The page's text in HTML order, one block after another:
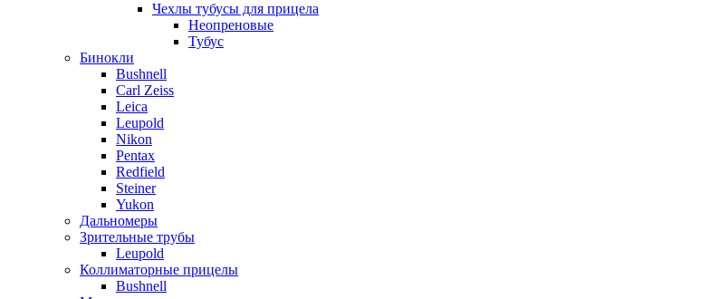
Чехлы тубусы для прицела
Неопреновые
Тубус
Бинокли
Bushnell
Carl Zeiss
Leica
Leupold
Nikon
Pentax
Redfield
Steiner
Yukon
Дальномеры
Зрительные трубы
Leupold
Коллиматорные прицелы
Bushnell